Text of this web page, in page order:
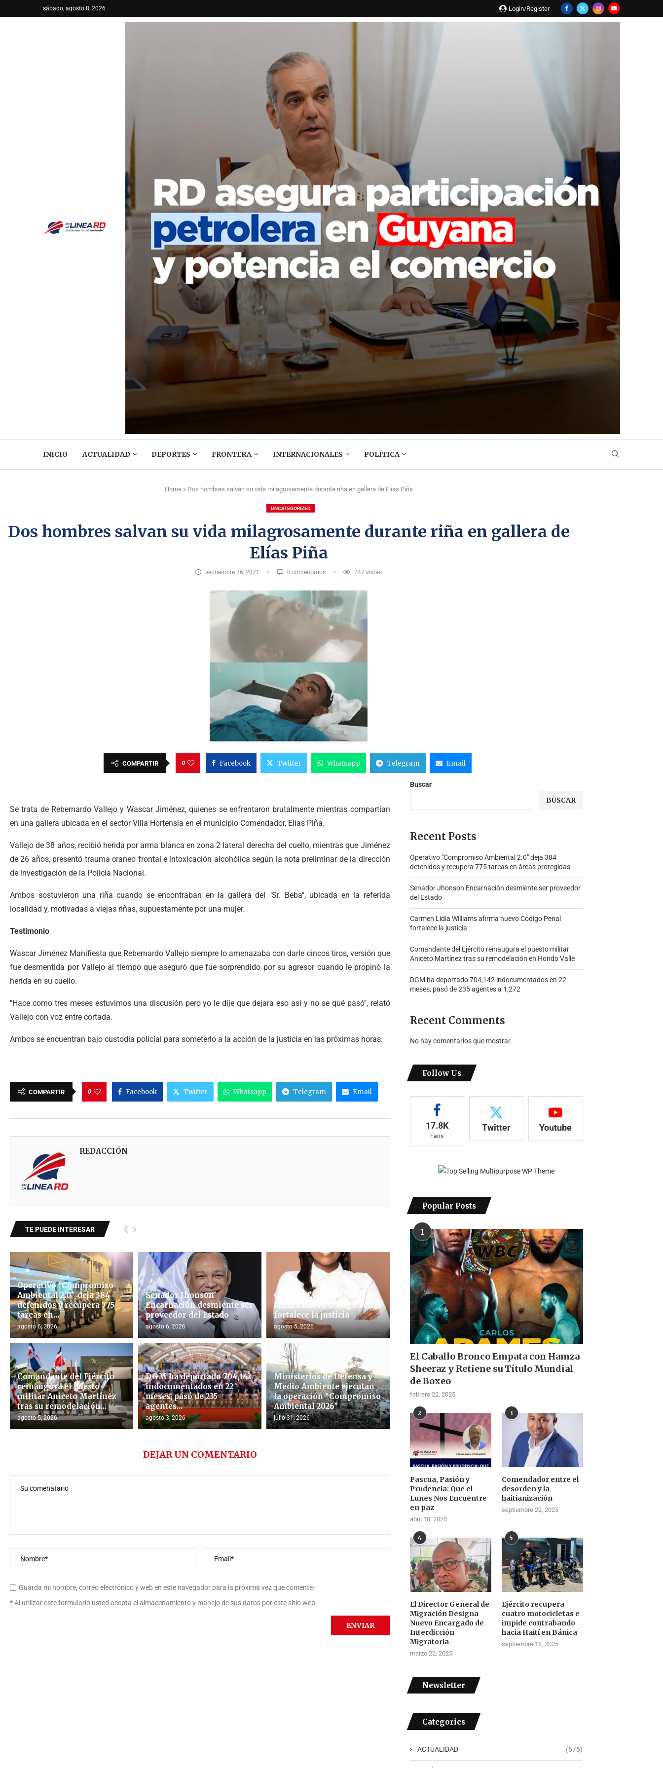
sábado, agosto 8, 2026 Login/Register
INICIO ACTUALIDAD DEPORTES FRONTERA INTERNACIONALES POLÍTICA
Home» Dos hombres salvan su vida milagrosamente durante riña en gallera de Elías Piña
UNCATEGORIZED
Dos hombres salvan su vida milagrosamente durante riña en gallera de
Elías Piña
septiembre 26, 2021 0 comentarios 247 vistas
COMPARTIR 0 Facebook Twitter Whatsapp Telegram Email
Se trata de Rebernardo Vallejo y Wascar Jiménez, quienes se enfrentaron brutalmente mientras compartían
en una gallera ubicada en el sector Villa Hortensia en el municipio Comendador, Elías Piña.
Vallejo de 38 años, recibió herida por arma blanca en zona 2 lateral derecha del cuello, mientras que Jiménez
de 26 años, presentó trauma craneo frontal e intoxicación alcohólica según la nota preliminar de la dirección
de investigación de la Policía Nacional.
Ambos sostuvieron una riña cuando se encontraban en la gallera del "Sr. Beba", ubicada en la referida
localidad y, motivadas a viejas riñas, supuestamente por una mujer.
Testimonio
Wascar Jiménez Manifiesta que Rebernardo Vallejo siempre lo amenazaba con darle cincos tiros, versión que
fue desmentida por Vallejo al tiempo que aseguró que fue sorprendido por su agresor cuando le propinó la
herida en su cuello.
"Hace como tres meses estuvimos una discusión pero yo le dije que dejara eso así y no se qué pasó", relató
Vallejo con voz entre cortada.
Ambos se encuentran bajo custodia policial para someterlo a la acción de la justicia en las próximas horas.
COMPARTIR 0 Facebook Twitter Whatsapp Telegram Email
REDACCIÓN
TE PUEDE INTERESAR
Operativo "Compromiso
Ambiental 2.0″ deja 384
detenidos y recupera 775
tareas en...
agosto 6, 2026
Senador Jhonson
Encarnación desmiente ser
proveedor del Estado
agosto 6, 2026
Carmen Lidia Williams
afirma nuevo Código Penal
fortalece la justicia
agosto 5, 2026
Comandante del Ejército
reinaugura el puesto
militar Aniceto Martínez
tras su remodelación...
agosto 5, 2026
DGM ha deportado 704,142
indocumentados en 22
meses, pasó de 235
agentes...
agosto 3, 2026
Ministerios de Defensa y
Medio Ambiente ejecutan
la operación “Compromiso
Ambiental 2026”
julio 31, 2026
DEJAR UN COMENTARIO
Guarda mi nombre, correo electrónico y web en este navegador para la próxima vez que comente.
* Al utilizar este formulario usted acepta el almacenamiento y manejo de sus datos por este sitio web.
Buscar
BUSCAR
Recent Posts
Operativo "Compromiso Ambiental 2.0″ deja 384
detenidos y recupera 775 tareas en áreas protegidas
Senador Jhonson Encarnación desmiente ser proveedor
del Estado
Carmen Lidia Williams afirma nuevo Código Penal
fortalece la justicia
Comandante del Ejército reinaugura el puesto militar
Aniceto Martínez tras su remodelación en Hondo Valle
DGM ha deportado 704,142 indocumentados en 22
meses, pasó de 235 agentes a 1,272
Recent Comments
No hay comentarios que mostrar.
Follow Us
17.8K
Fans
Twitter Youtube
Popular Posts
1
El Caballo Bronco Empata con Hamza
Sheeraz y Retiene su Título Mundial
de Boxeo
febrero 22, 2025
2
Pascua, Pasión y
Prudencia: Que el
Lunes Nos Encuentre
en paz
abril 18, 2025
3
Comendador entre el
desorden y la
haitianización
septiembre 22, 2025
4
El Director General de
Migración Designa
Nuevo Encargado de
Interdicción
Migratoria
marzo 22, 2025
5
Ejército recupera
cuatro motocicletas e
impide contrabando
hacia Haití en Bánica
septiembre 18, 2025
Newsletter
Categories
ACTUALIDAD (675)